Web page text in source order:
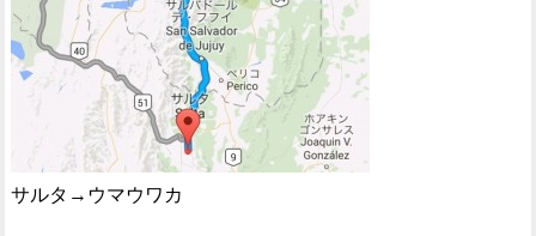
サルタ→ウマウワカ